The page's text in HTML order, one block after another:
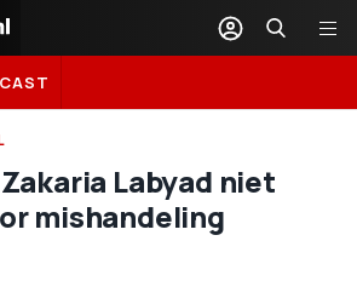
Labyad niet
mishandeling